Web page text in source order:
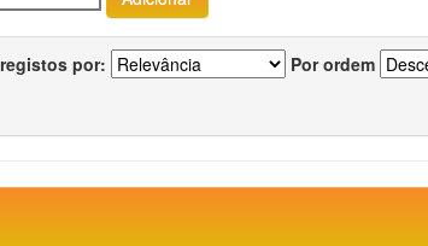
por: Por ordem